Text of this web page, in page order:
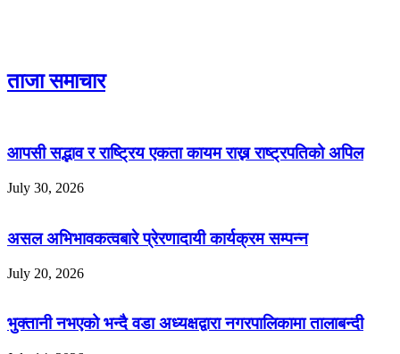
ताजा समाचार
आपसी सद्भाव र राष्ट्रिय एकता कायम राख्न राष्ट्रपतिको अपिल
July 30, 2026
असल अभिभावकत्वबारे प्रेरणादायी कार्यक्रम सम्पन्न
July 20, 2026
भुक्तानी नभएको भन्दै वडा अध्यक्षद्वारा नगरपालिकामा तालाबन्दी